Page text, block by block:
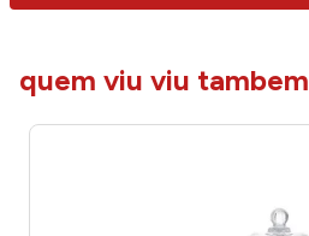
quem viu viu tambem